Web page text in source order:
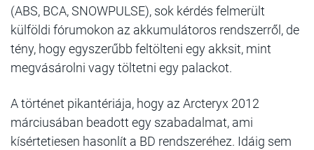
(ABS, BCA, SNOWPULSE), sok kérdés felmerült
külföldi fórumokon az akkumulátoros rendszerről, de
tény, hogy egyszerűbb feltölteni egy akksit, mint
megvásárolni vagy töltetni egy palackot.
A történet pikantériája, hogy az Arcteryx 2012
márciusában beadott egy szabadalmat, ami
kísértetiesen hasonlít a BD rendszeréhez. Idáig sem